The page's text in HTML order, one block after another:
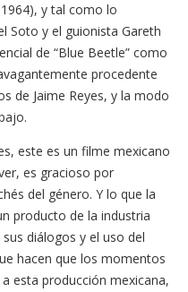
y tal como lo
Soto y el guionista Gareth
de “Blue Beetle” como
procedente
de Jaime Reyes, y la modo
este es un filme mexicano
es gracioso por
del género. Y lo que la
producto de la industria
diálogos y el uso del
hacen que los momentos
esta producción mexicana,